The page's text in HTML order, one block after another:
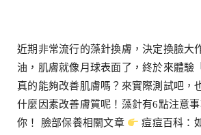
近期非常流行的藻針換膚，決定換臉大
油，肌膚就像月球表面了，終於來體驗
真的能夠改善肌膚嗎？來實際測試吧，
什麼因素改善膚質呢！藻針有6點注意
你！ 臉部保養相關文章
痘痘百科：